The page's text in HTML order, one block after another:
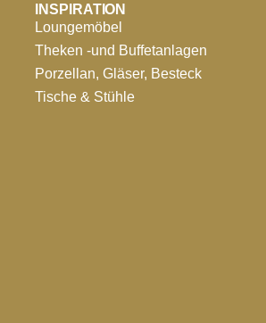
INSPIRATION
Loungemöbel
Theken -und Buffetanlagen
Porzellan, Gläser, Besteck
Tische & Stühle